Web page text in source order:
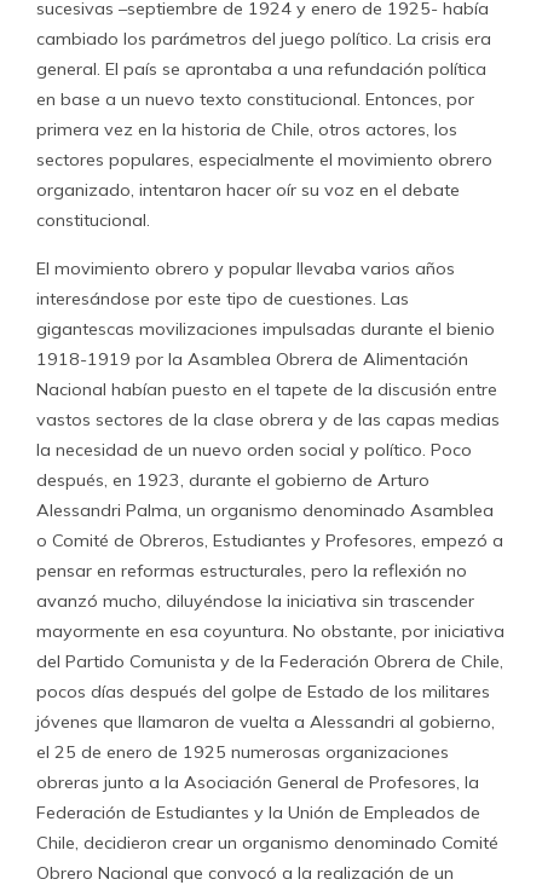
sucesivas –septiembre de 1924 y enero de 1925- había
cambiado los parámetros del juego político. La crisis era
general. El país se aprontaba a una refundación política
en base a un nuevo texto constitucional. Entonces, por
primera vez en la historia de Chile, otros actores, los
sectores populares, especialmente el movimiento obrero
organizado, intentaron hacer oír su voz en el debate
constitucional.
El movimiento obrero y popular llevaba varios años
interesándose por este tipo de cuestiones. Las
gigantescas movilizaciones impulsadas durante el bienio
1918-1919 por la Asamblea Obrera de Alimentación
Nacional habían puesto en el tapete de la discusión entre
vastos sectores de la clase obrera y de las capas medias
la necesidad de un nuevo orden social y político. Poco
después, en 1923, durante el gobierno de Arturo
Alessandri Palma, un organismo denominado Asamblea
o Comité de Obreros, Estudiantes y Profesores, empezó a
pensar en reformas estructurales, pero la reflexión no
avanzó mucho, diluyéndose la iniciativa sin trascender
mayormente en esa coyuntura. No obstante, por iniciativa
del Partido Comunista y de la Federación Obrera de Chile,
pocos días después del golpe de Estado de los militares
jóvenes que llamaron de vuelta a Alessandri al gobierno,
el 25 de enero de 1925 numerosas organizaciones
obreras junto a la Asociación General de Profesores, la
Federación de Estudiantes y la Unión de Empleados de
Chile, decidieron crear un organismo denominado Comité
Obrero Nacional que convocó a la realización de un